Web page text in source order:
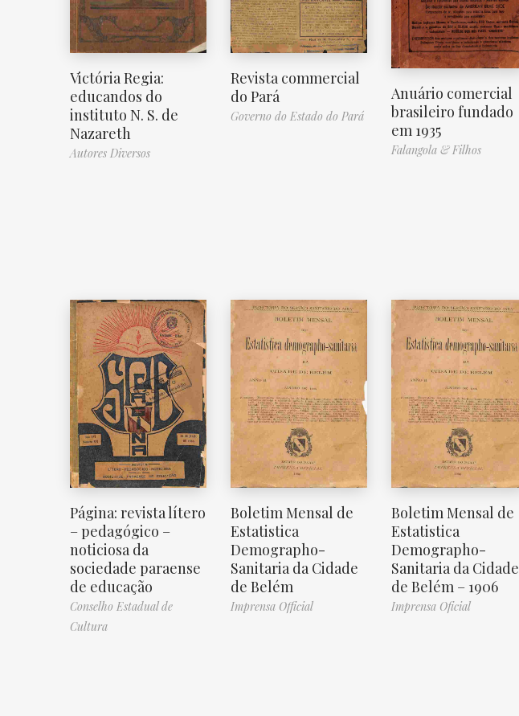
Victória Regia:
educandos do
instituto N. S. de
Nazareth
Autores Diversos
Revista commercial
do Pará
Governo do Estado do Pará
Anuário comercial
brasileiro fundado
em 1935
Falangola & Filhos
Página: revista lítero
– pedagógico –
noticiosa da
sociedade paraense
de educação
Conselho Estadual de
Cultura
Boletim Mensal de
Estatistica
Demographo-
Sanitaria da Cidade
de Belém
Imprensa Official
Boletim Mensal de
Estatistica
Demographo-
Sanitaria da Cidade
de Belém – 1906
Imprensa Oficial